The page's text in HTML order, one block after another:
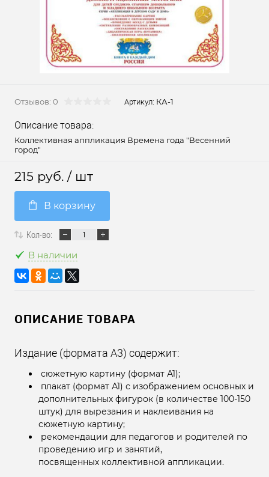
Отзывов: 0 Артикул: КА-1
Описание товара:
Коллективная аппликация Времена года "Весенний
город"
215 руб. / шт
В корзину
Кол-во:
В наличии
ОПИСАНИЕ ТОВАРА
Издание (формата А3) содержит:
сюжетную картину (формат А1);
плакат (формат А1) с изображением основных и
дополнительных фигурок (в количестве 100-150
штук) для вырезания и наклеивания на
сюжетную картину;
рекомендации для педагогов и родителей по
проведению игр и занятий,
посвященных коллективной аппликации.